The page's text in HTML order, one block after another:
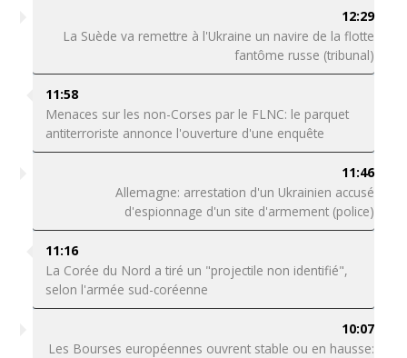
12:29
La Suède va remettre à l'Ukraine un navire de la flotte
fantôme russe (tribunal)
11:58
Menaces sur les non-Corses par le FLNC: le parquet
antiterroriste annonce l'ouverture d'une enquête
11:46
Allemagne: arrestation d'un Ukrainien accusé
d'espionnage d'un site d'armement (police)
11:16
La Corée du Nord a tiré un "projectile non identifié",
selon l'armée sud-coréenne
10:07
Les Bourses européennes ouvrent stable ou en hausse: